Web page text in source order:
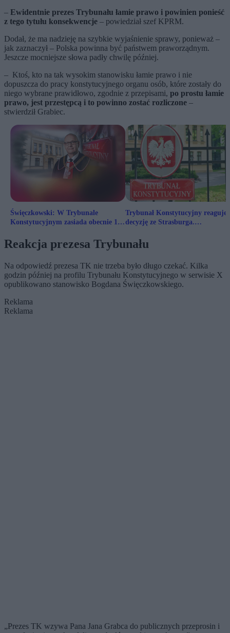
– Ewidentnie prezes Trybunału łamie prawo i powinien ponieść
z tego tytułu konsekwencje – powiedział szef KPRM.
Dodał, że ma nadzieję na szybkie wyjaśnienie sprawy, ponieważ –
jak zaznaczył – Polska powinna być państwem praworządnym.
Jeszcze mocniejsze słowa padły chwilę później.
– Ktoś, kto na tak wysokim stanowisku łamie prawo i nie
dopuszcza do pracy konstytucyjnego organu osób, które zostały do
niego wybrane prawidłowo, zgodnie z przepisami, po prostu łamie
prawo, jest przestępcą i to powinno zostać rozliczone –
stwierdził Grabiec.
Święczkowski: W Trybunale
Konstytucyjnym zasiada obecnie 11
Trybunał Konstytucyjny reaguje
decyzję ze Strasburga.
Reakcja prezesa Trybunału
Na odpowiedź prezesa TK nie trzeba było długo czekać. Kilka
godzin później na profilu Trybunału Konstytucyjnego w serwisie X
opublikowano stanowisko Bogdana Święczkowskiego.
Reklama
Reklama
„Prezes TK wzywa Pana Jana Grabca do publicznych przeprosin i